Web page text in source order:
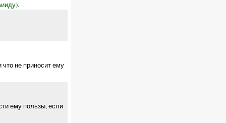
не приносит ему
ему пользы, если